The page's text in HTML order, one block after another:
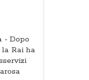
- Dopo
Rai ha